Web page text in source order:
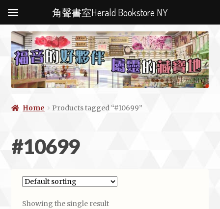
Home Products tagged “#10699”
#10699
Showing the single result
角聲書室Herald Bookstore NY